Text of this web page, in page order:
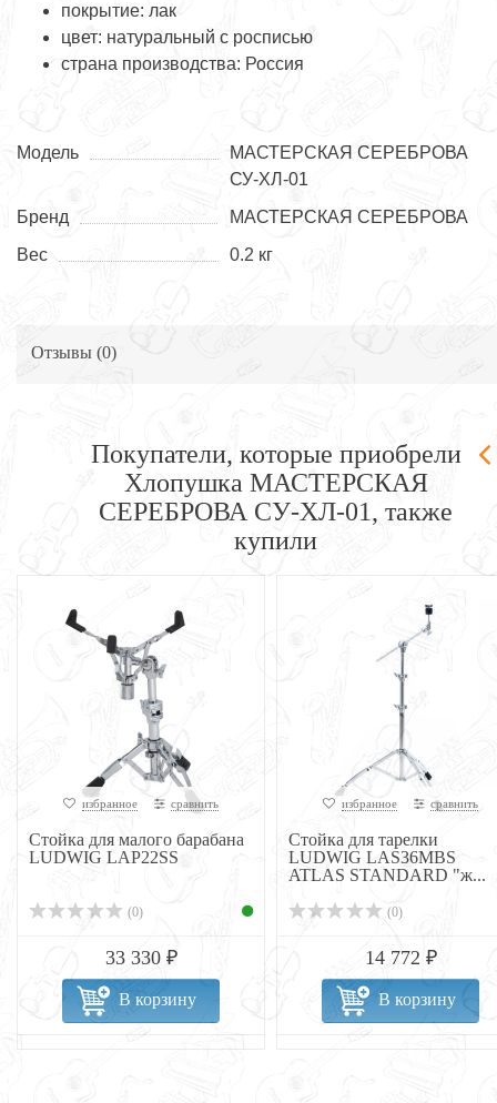
покрытие: лак
цвет: натуральный с росписью
страна производства: Россия
Модель
МАСТЕРСКАЯ СЕРЕБРОВА
СУ-ХЛ-01
Бренд
МАСТЕРСКАЯ СЕРЕБРОВА
Вес
0.2 кг
Отзывы (0)
Покупатели, которые приобрели
Хлопушка МАСТЕРСКАЯ
СЕРЕБРОВА СУ-ХЛ-01, также
купили
избранное сравнить
Стойка для малого барабана
LUDWIG LAP22SS
(0)
33 330 ₽
В корзину
избранное сравнить
Стойка для тарелки
LUDWIG LAS36MBS
ATLAS STANDARD "ж...
(0)
14 772 ₽
В корзину